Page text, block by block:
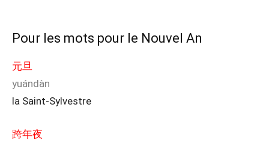
Pour les mots pour le Nouvel An
元旦
yuándàn
la Saint-Sylvestre
跨年夜